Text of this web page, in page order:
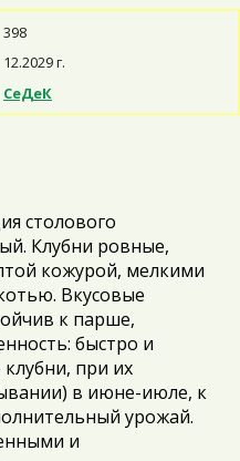
398
12.2029 г.
СеДеК
столового
Клубни ровные,
кожурой, мелкими
Вкусовые
к парше,
быстро и
при их
в июне-июле, к
урожай.
и